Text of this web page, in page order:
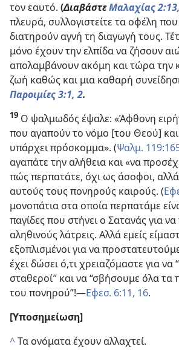
τον εαυτό. (ΔιαβάστεΜαλαχίας
πλευρά, συλλογιστείτε τα οφέλη
διατηρούν αγνή τη διαγωγή τους.
μόνο έχουν την ελπίδα να ζήσουν
απολαμβάνουν ακόμη και τώρα την
ζωή καθώς και μια καθαρή
Παροιμίες 3:1, 2.
19 Ο ψαλμωδός έψαλε: «Άφθονη
που αγαπούν το νόμο [του Θεού] και
υπάρχει πρόσκομμα». (Ψαλμ.
αγαπάτε την αλήθεια και «να
πώς περπατάτε, όχι ως άσοφοι,
αυτούς τους πονηρούς καιρούς. (
μονοπάτια στα οποία περπατάμε
παγίδες που στήνει ο Σατανάς για να
αληθινούς λάτρεις. Αλλά εμείς
εξοπλισμένοι για να
έχει δώσει ό,τι χρειαζόμαστε για να
σταθεροί” και να “σβήσουμε όλα
του πονηρού”!​—Εφεσ. 6:11, 16.
[Υποσημείωση]
^Τα ονόματα έχουν αλλαχτεί.